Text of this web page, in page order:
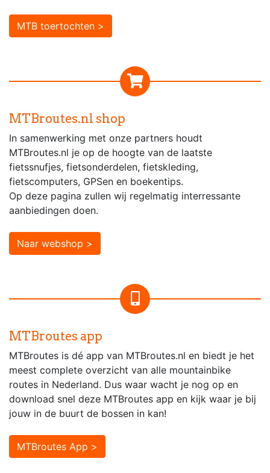
MTB toertochten >
MTBroutes.nl shop
In samenwerking met onze partners houdt
MTBroutes.nl je op de hoogte van de laatste
fietssnufjes, fietsonderdelen, fietskleding,
fietscomputers, GPSen en boekentips.
Op deze pagina zullen wij regelmatig interressante
aanbiedingen doen.
Naar webshop >
MTBroutes app
MTBroutes is dé app van MTBroutes.nl en biedt je het
meest complete overzicht van alle mountainbike
routes in Nederland. Dus waar wacht je nog op en
download snel deze MTBroutes app en kijk waar je bij
jouw in de buurt de bossen in kan!
MTBroutes App >